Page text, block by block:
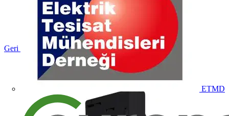
ETMD
Geri dön Ürünler